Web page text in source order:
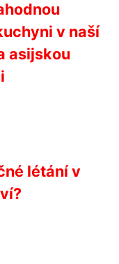
v naší
asijskou
létání v